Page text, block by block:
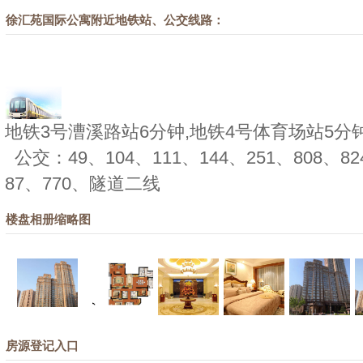
徐汇苑国际公寓附近地铁站、公交线路：
地铁3号漕溪路站6分钟,地铁4号体育场站5分
公交：49、104、111、144、251、808、
87、770、隧道二线
楼盘相册缩略图
房源登记入口